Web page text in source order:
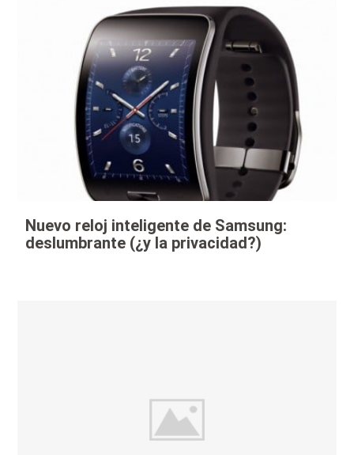
Nuevo reloj inteligente de Samsung:
deslumbrante (¿y la privacidad?)